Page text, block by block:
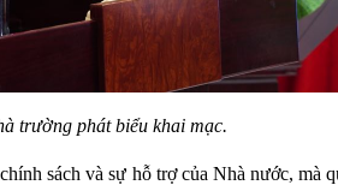
trường phát biểu khai mạc.
sách và sự hỗ trợ của Nhà nước, mà